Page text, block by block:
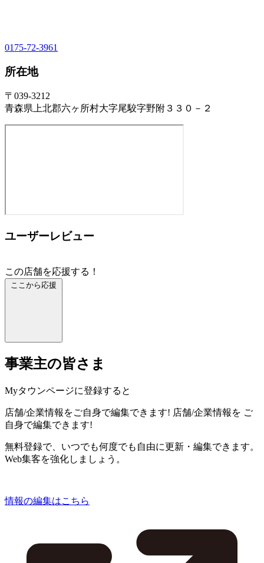
0175-72-3961
所在地
〒039-3212
青森県上北郡六ヶ所村大字尾駮字野附３３０－２
ユーザーレビュー
この店舗を応援する！
ここから応援
事業主の皆さま
Myタウンページに登録すると
店舗/企業情報をご自身で編集できます! 店舗/企業情報を ご
自身で編集できます!
無料登録で、いつでも何度でも自由に更新・編集できます。
Web集客を強化しましょう。
情報の編集はこちら